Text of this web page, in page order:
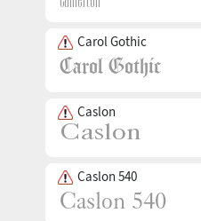
Carol Gothic
Caslon
Caslon 540